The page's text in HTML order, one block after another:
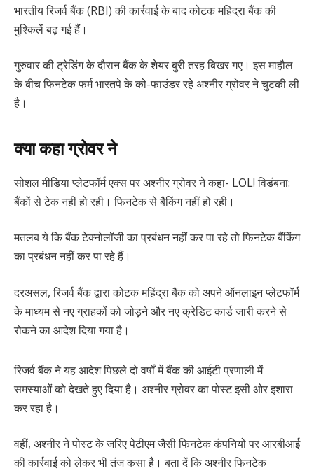
भारतीय रिजर्व बैंक (RBI) की कार्रवाई के बाद कोटक महिंद्रा बैंक की
मुश्किलें बढ़ गई हैं।
गुरुवार की ट्रेडिंग के दौरान बैंक के शेयर बुरी तरह बिखर गए। इस माहौल
के बीच फिनटेक फर्म भारतपे के को-फाउंडर रहे अश्नीर ग्रोवर ने चुटकी ली
है।
क्या कहा ग्रोवर ने
सोशल मीडिया प्लेटफॉर्म एक्स पर अश्नीर ग्रोवर ने कहा- LOL! विडंबना:
बैंकों से टेक नहीं हो रही। फिनटेक से बैंकिंग नहीं हो रही।
मतलब ये कि बैंक टेक्नोलॉजी का प्रबंधन नहीं कर पा रहे तो फिनटेक बैंकिंग
का प्रबंधन नहीं कर पा रहे हैं।
दरअसल, रिजर्व बैंक द्वारा कोटक महिंद्रा बैंक को अपने ऑनलाइन प्लेटफॉर्म
के माध्यम से नए ग्राहकों को जोड़ने और नए क्रेडिट कार्ड जारी करने से
रोकने का आदेश दिया गया है।
रिजर्व बैंक ने यह आदेश पिछले दो वर्षों में बैंक की आईटी प्रणाली में
समस्याओं को देखते हुए दिया है। अश्नीर ग्रोवर का पोस्ट इसी ओर इशारा
कर रहा है।
वहीं, अश्नीर ने पोस्ट के जरिए पेटीएम जैसी फिनटेक कंपनियों पर आरबीआई
की कार्रवाई को लेकर भी तंज कसा है। बता दें कि अश्नीर फिनटेक